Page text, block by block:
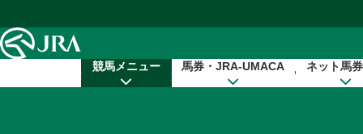
競馬メニュー 馬券・JRA-UMACA ネット馬